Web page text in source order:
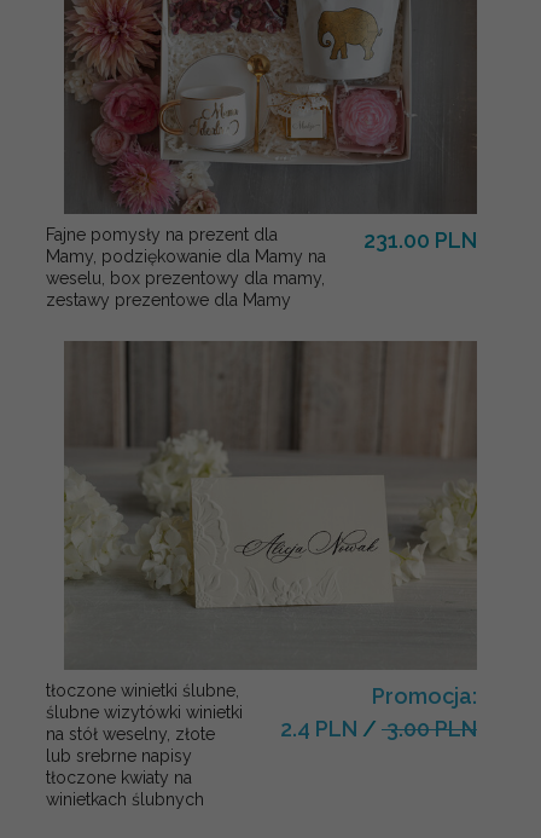
Fajne pomysły na prezent dla
Mamy, podziękowanie dla Mamy na
weselu, box prezentowy dla mamy,
zestawy prezentowe dla Mamy
231.00 PLN
tłoczone winietki ślubne,
ślubne wizytówki winietki
na stół weselny, złote
lub srebrne napisy
tłoczone kwiaty na
winietkach ślubnych
Promocja:
2.4 PLN / 3.00 PLN